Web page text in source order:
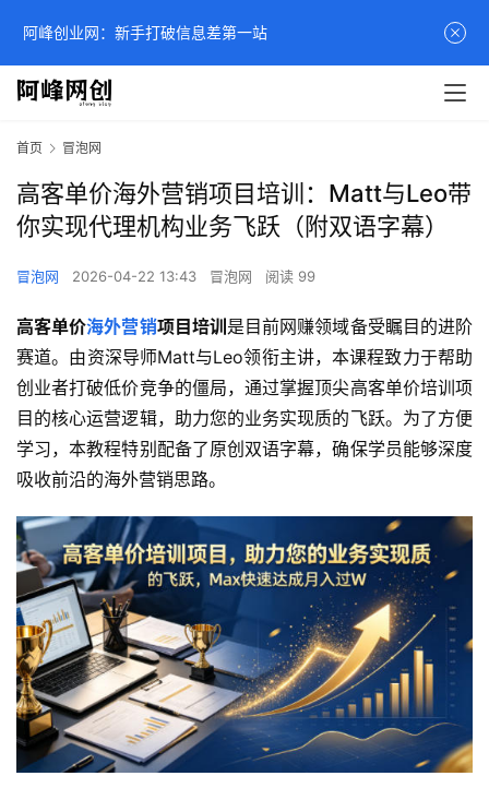
首页 冒泡网
高客单价海外营销项目培训：Matt与Leo带
你实现代理机构业务飞跃（附双语字幕）
冒泡网 2026-04-22 13:43 冒泡网 阅读 99
高客单价海外营销项目培训 是目前网赚领域备受瞩目的进阶
赛道。由资深导师Matt与Leo领衔主讲，本课程致力于帮助
创业者打破低价竞争的僵局，通过掌握顶尖高客单价培训项
目的核心运营逻辑，助力您的业务实现质的飞跃。为了方便
学习，本教程特别配备了原创双语字幕，确保学员能够深度
吸收前沿的海外营销思路。
阿峰创业网：新手打破信息差第一站